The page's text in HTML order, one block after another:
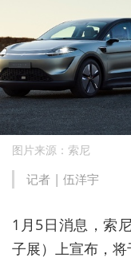
图片来源：索尼
记者 | 伍洋宇
1月5日消息，索
子展）上宣布，